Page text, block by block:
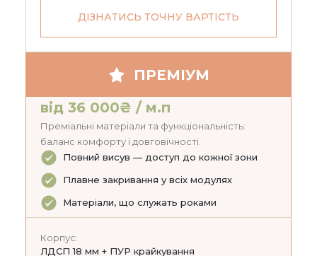
ДІЗНАТИСЬ ТОЧНУ ВАРТІСТЬ
ПРЕМІУМ
від 36 000₴ / м.п
Преміальні матеріали та функціональність:
баланс комфорту і довговічності.
Повний висув — доступ до кожної зони
Плавне закривання у всіх модулях
Матеріали, що служать роками
Корпус:
ЛДСП 18 мм + ПУР крайкування